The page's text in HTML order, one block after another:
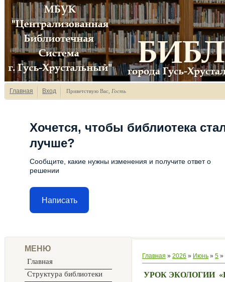
Главная Вход Приветствую Вас Гость
Хочется, чтобы библиотека
лучше?
Сообщите, какие нужны изменения и получите ответ о
решении
Написать
МЕНЮ
Главная
Структура библиотеки
Главная » 2026 » Июнь » 5 »
УРОК ЭКОЛОГИИ